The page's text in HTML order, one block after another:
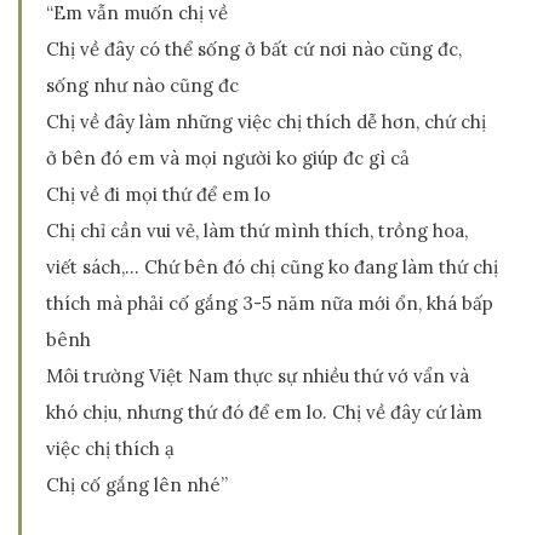
“Em vẫn muốn chị về
Chị về đây có thể sống ở bất cứ nơi nào cũng đc,
sống như nào cũng đc
Chị về đây làm những việc chị thích dễ hơn, chứ chị
ở bên đó em và mọi người ko giúp đc gì cả
Chị về đi mọi thứ để em lo
Chị chỉ cần vui vẻ, làm thứ mình thích, trồng hoa,
viết sách,… Chứ bên đó chị cũng ko đang làm thứ chị
thích mà phải cố gắng 3-5 năm nữa mới ổn, khá bấp
bênh
Môi trường Việt Nam thực sự nhiều thứ vớ vẩn và
khó chịu, nhưng thứ đó để em lo. Chị về đây cứ làm
việc chị thích ạ
Chị cố gắng lên nhé”